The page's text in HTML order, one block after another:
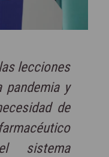
lecciones
pandemia y
de
sistema